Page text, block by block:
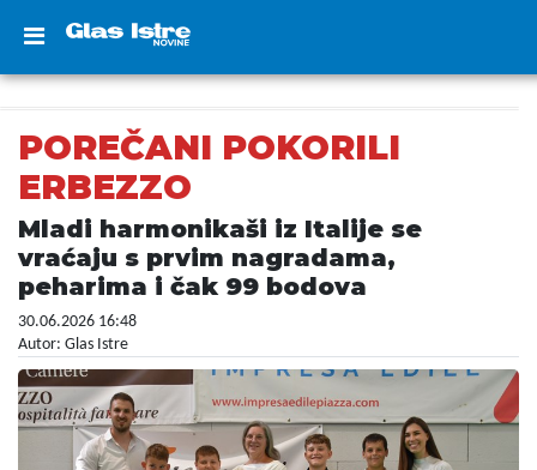
POREČANI POKORILI
ERBEZZO
Mladi harmonikaši iz Italije se
vraćaju s prvim nagradama,
peharima i čak 99 bodova
30.06.2026 16:48
Autor: Glas Istre